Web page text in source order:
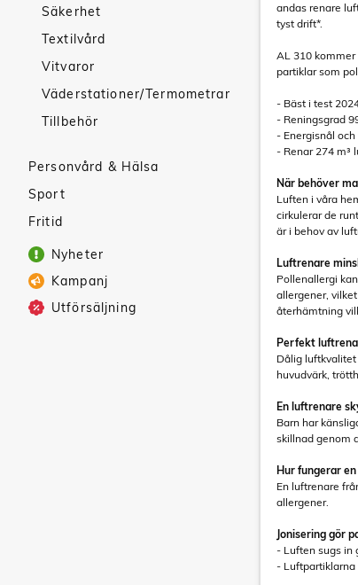
Säkerhet
Textilvård
Vitvaror
Väderstationer/Termometrar
Tillbehör
Personvård & Hälsa
Sport
Fritid
Nyheter
Kampanj
Utförsäljning
andas renare
tyst drift*.
AL 310
partiklar som
- Bäst i test
- Reningsgrad
- Energisnål
- Renar 274 m³
När behöver
Luften i våra
cirkulerar de
är i behov av
Luftrenare
Pollenallergi
allergener,
återhämtning
Perfekt
Dålig
huvudvärk,
En luftrenare
Barn har
skillnad genom
Hur fungerar
En luftrenare
allergener.
Jonisering gör
- Luften sugs in
- Luftpartiklarna